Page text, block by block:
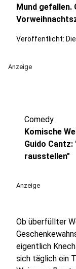
Mund gefallen.
Veröffentlicht:
Anzeige
Comedy
Komische
Guido Cantz:
rausstellen"
Anzeige
Ob überfüllter
eigentlich
sich täglich ein